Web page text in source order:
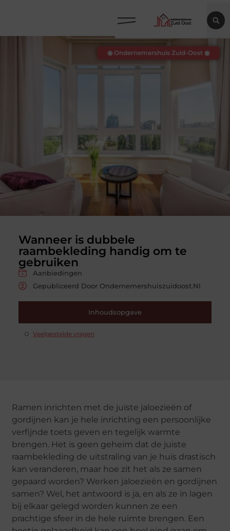
Wanneer is dubbele
raambekleding handig om te
gebruiken
Aanbiedingen
Gepubliceerd Door Ondernemershuiszuidoost.nl
Inhoudsopgave
Veelgestelde vragen
◉ Ondernemershuis Zuid-Oost ◉
Ramen inrichten met de juiste jaloezieën of
gordijnen kan je hele inrichting een persoonlijke
verfijnde toets geven en tegelijk warmte
brengen. Het is geen geheim dat de juiste
raambekleding de uitstraling van je huis drastisch
kan veranderen, maar hoe zit het als ze samen
gepaard worden? Werken jaloezieën en gordijnen
samen? Wel, het antwoord is ja, en als ze in lagen
bij elkaar gelegd worden kunnen ze een
prachtige sfeer in de hele ruimte brengen. Een